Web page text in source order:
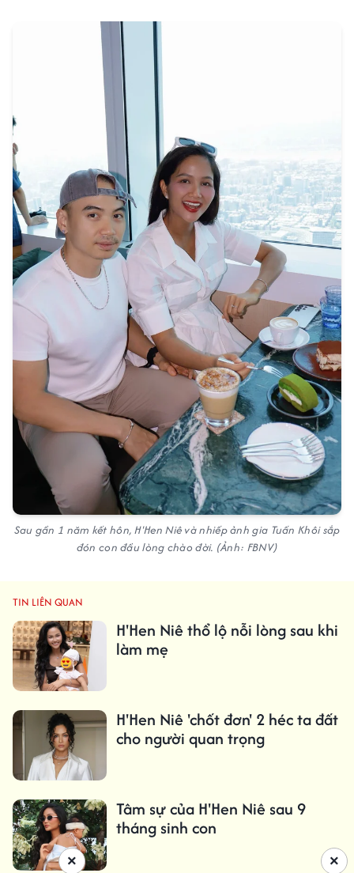
Sau gần 1 năm kết hôn, H'Hen Niê và nhiếp ảnh gia Tuấn Khôi sắp
đón con đầu lòng chào đời. (Ảnh: FBNV)
TIN LIÊN QUAN
H'Hen Niê thổ lộ nỗi lòng sau khi
làm mẹ
H'Hen Niê 'chốt đơn' 2 héc ta đất
cho người quan trọng
Tâm sự của H'Hen Niê sau 9
tháng sinh con
×
×